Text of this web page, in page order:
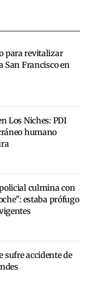
para revitalizar
San Francisco en
Los Niches: PDI
humano
culmina con
estaba prófugo
sufre accidente de